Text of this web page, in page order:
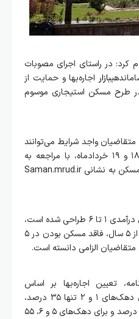
کرد: در راستای اجرای مصوبات
بازار اجاره‌بها و حمایت از
در طرح مسکن استیجاری موسوم
متقاضیان واجد شرایط می‌توانند
در روزهای دوشنبه و سه‌شنبه، ۱۸ و ۱۹ خردادماه، با مراجعه به
سامانه جامع طرح‌های حمایتی مسکن به نشانی Saman.mrud.ir
این طرح که با اولویت دهک‌های درآمدی ۱ تا ۶ طراحی شده است،
شرایطی نظیر سابقه ازدواج کمتر از ۵ سال، فاقد مسکن بودن در ۵
متقاضیان الزامی دانسته است.
تعیین اجاره‌بها بر اساس
دهک‌های درآمدی است که برای دهک‌های ۱ و ۲ تنها ۳۵ درصد،
برای دهک‌های ۳ و ۴ معادل ۴۵ درصد و برای دهک‌های ۵ و ۶، ۵۵